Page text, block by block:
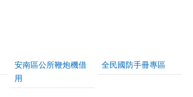
安南區公所鞭炮機借
用
全民國防手冊專區